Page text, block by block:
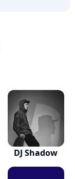
DJ Shadow